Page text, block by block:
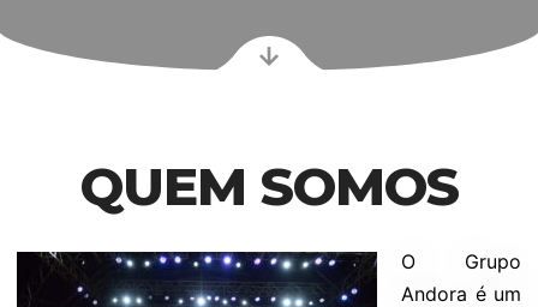
QUEM SOMOS
O Grupo
Andora é um